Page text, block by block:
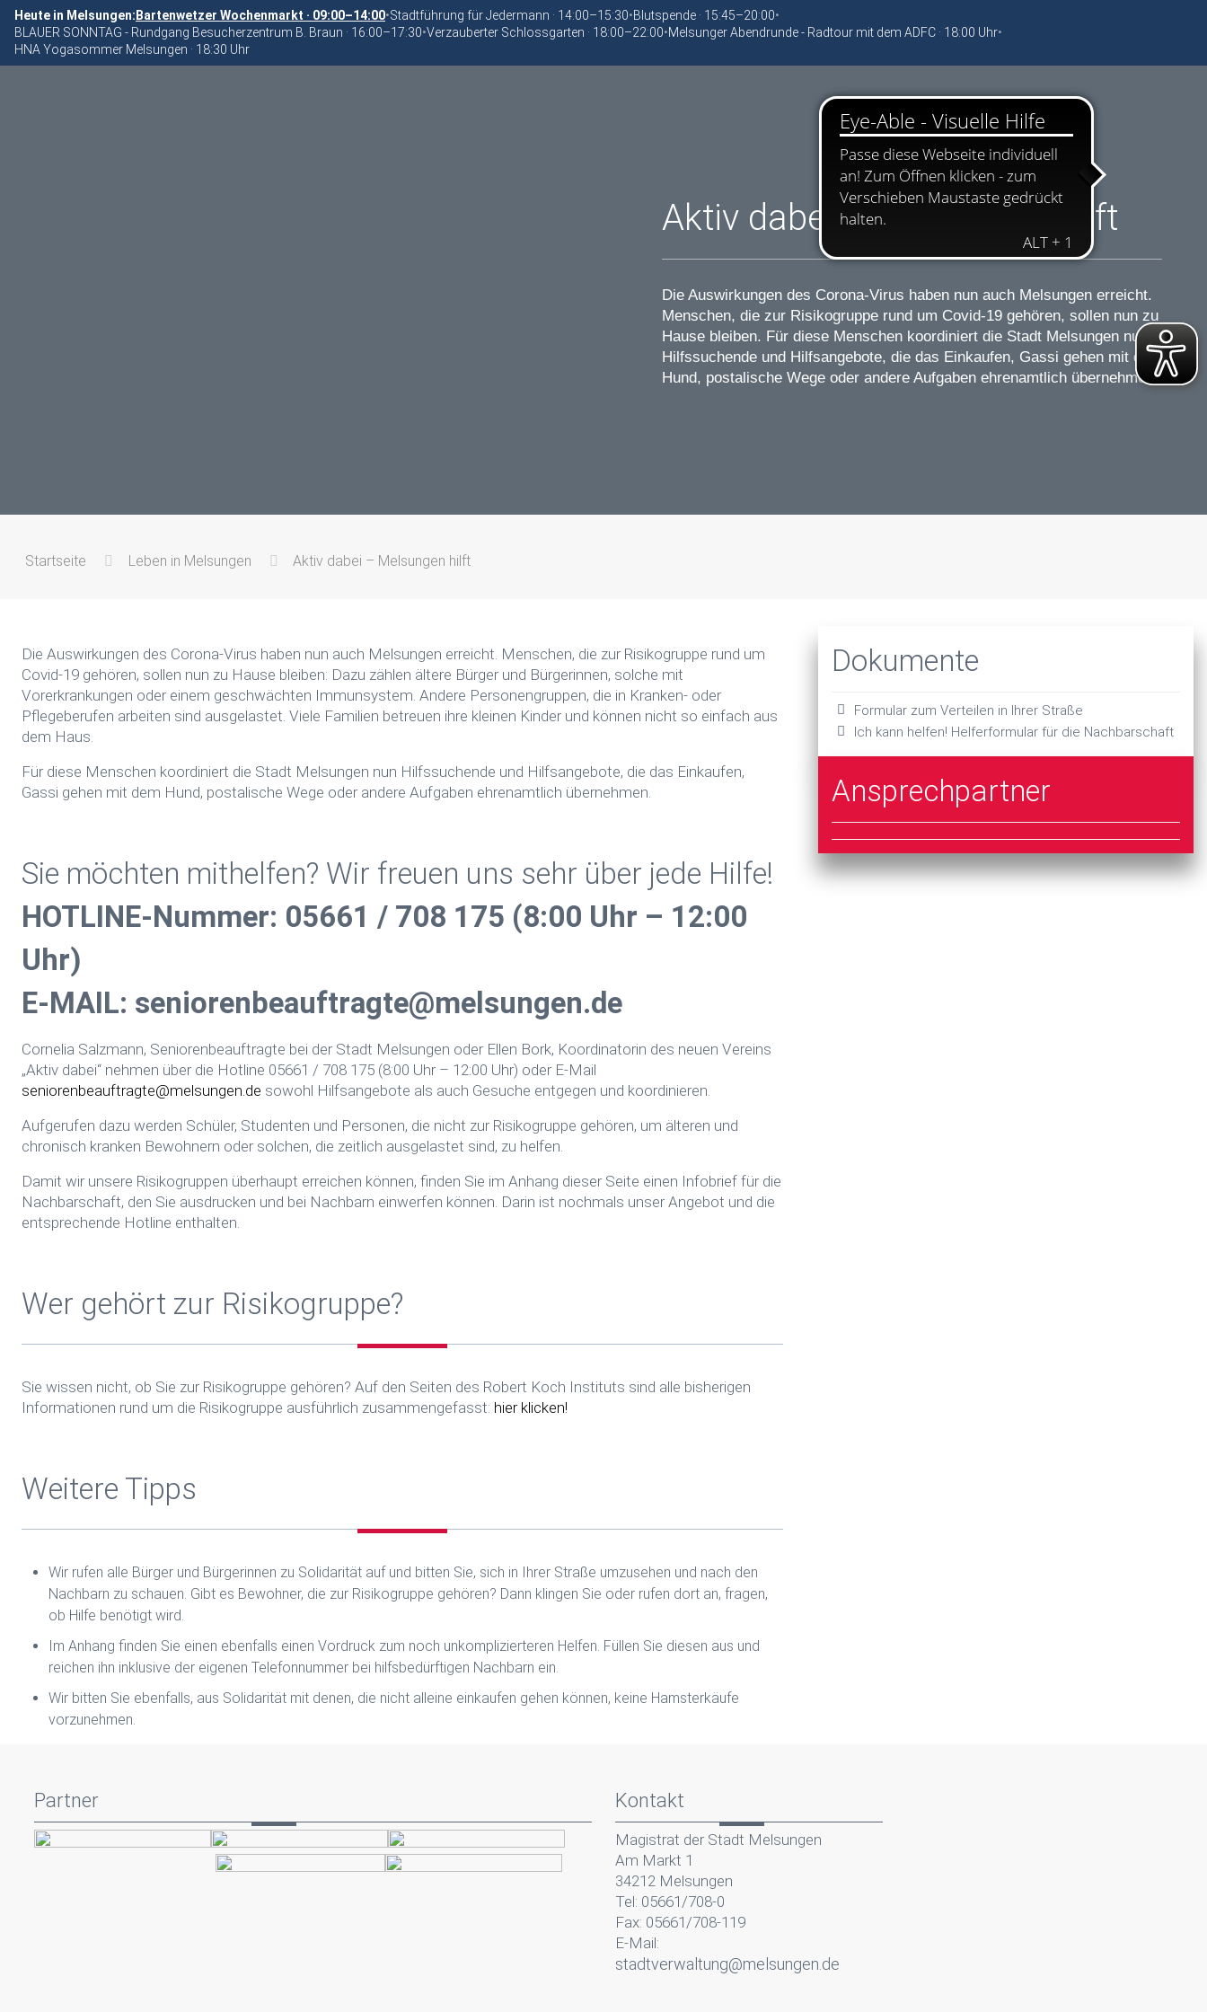
Heute in Melsungen: Bartenwetzer Wochenmarkt · 09:00–14:00•Stadtführung für Jedermann · 14:00–15:30•Blutspende · 15:45–20:00•
BLAUER SONNTAG - Rundgang Besucherzentrum B. Braun · 16:00–17:30•Verzauberter Schlossgarten · 18:00–22:00•Melsunger Abendrunde - Radtour mit dem ADFC · 18:00 Uhr•
HNA Yogasommer Melsungen · 18:30 Uhr
Aktiv dabei – Melsungen hilft
Die Auswirkungen des Corona-Virus haben nun auch Melsungen erreicht.
Menschen, die zur Risikogruppe rund um Covid-19 gehören, sollen nun zu
Hause bleiben. Für diese Menschen koordiniert die Stadt Melsungen nun
Hilfssuchende und Hilfsangebote, die das Einkaufen, Gassi gehen mit dem
Hund, postalische Wege oder andere Aufgaben ehrenamtlich übernehmen.
Startseite Leben in Melsungen Aktiv dabei – Melsungen hilft
Die Auswirkungen des Corona-Virus haben nun auch Melsungen erreicht. Menschen, die zur Risikogruppe rund um
Covid-19 gehören, sollen nun zu Hause bleiben: Dazu zählen ältere Bürger und Bürgerinnen, solche mit
Vorerkrankungen oder einem geschwächten Immunsystem. Andere Personengruppen, die in Kranken- oder
Pflegeberufen arbeiten sind ausgelastet. Viele Familien betreuen ihre kleinen Kinder und können nicht so einfach aus
dem Haus.
Für diese Menschen koordiniert die Stadt Melsungen nun Hilfssuchende und Hilfsangebote, die das Einkaufen,
Gassi gehen mit dem Hund, postalische Wege oder andere Aufgaben ehrenamtlich übernehmen.
Sie möchten mithelfen? Wir freuen uns sehr über jede Hilfe!
HOTLINE-Nummer: 05661 / 708 175 (8:00 Uhr – 12:00
Uhr)
E-MAIL: seniorenbeauftragte@melsungen.de
Cornelia Salzmann, Seniorenbeauftragte bei der Stadt Melsungen oder Ellen Bork, Koordinatorin des neuen Vereins
„Aktiv dabei“ nehmen über die Hotline 05661 / 708 175 (8:00 Uhr – 12:00 Uhr) oder E-Mail
seniorenbeauftragte@melsungen.de sowohl Hilfsangebote als auch Gesuche entgegen und koordinieren.
Aufgerufen dazu werden Schüler, Studenten und Personen, die nicht zur Risikogruppe gehören, um älteren und
chronisch kranken Bewohnern oder solchen, die zeitlich ausgelastet sind, zu helfen.
Damit wir unsere Risikogruppen überhaupt erreichen können, finden Sie im Anhang dieser Seite einen Infobrief für die
Nachbarschaft, den Sie ausdrucken und bei Nachbarn einwerfen können. Darin ist nochmals unser Angebot und die
entsprechende Hotline enthalten.
Wer gehört zur Risikogruppe?
Sie wissen nicht, ob Sie zur Risikogruppe gehören? Auf den Seiten des Robert Koch Instituts sind alle bisherigen
Informationen rund um die Risikogruppe ausführlich zusammengefasst: hier klicken!
Weitere Tipps
Wir rufen alle Bürger und Bürgerinnen zu Solidarität auf und bitten Sie, sich in Ihrer Straße umzusehen und nach den
Nachbarn zu schauen. Gibt es Bewohner, die zur Risikogruppe gehören? Dann klingen Sie oder rufen dort an, fragen,
ob Hilfe benötigt wird.
Im Anhang finden Sie einen ebenfalls einen Vordruck zum noch unkomplizierteren Helfen. Füllen Sie diesen aus und
reichen ihn inklusive der eigenen Telefonnummer bei hilfsbedürftigen Nachbarn ein.
Wir bitten Sie ebenfalls, aus Solidarität mit denen, die nicht alleine einkaufen gehen können, keine Hamsterkäufe
vorzunehmen.
Dokumente
Formular zum Verteilen in Ihrer Straße
Ich kann helfen! Helferformular für die Nachbarschaft
Ansprechpartner
Partner Kontakt
Magistrat der Stadt Melsungen
Am Markt 1
34212 Melsungen
Tel: 05661/708-0
Fax: 05661/708-119
E-Mail:
stadtverwaltung@melsungen.de